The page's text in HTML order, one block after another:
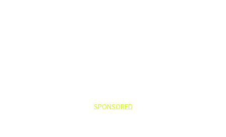
SPONSORED